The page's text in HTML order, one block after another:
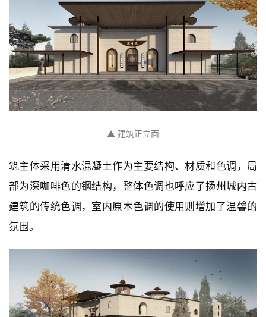
观
建
筑
专
极
速
工
作
流
登录
▲ 建筑正立面
筑主体采用清水混凝土作为主要结构、材质和色调，局
部为深咖啡色的钢结构，整体色调也呼应了扬州城内古
建筑的传统色调，室内原木色调的使用则增加了温馨的
氛围。